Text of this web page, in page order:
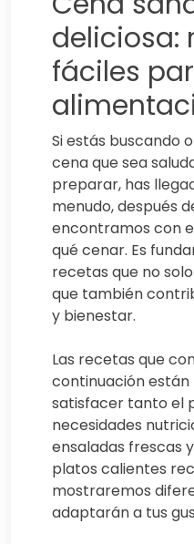
deliciosa:
fáciles
Si estás buscando
cena que sea
preparar, has
menudo, después
encontramos con
qué cenar. Es
recetas que no
que también
y bienestar.
Las recetas que
continuación
satisfacer tanto el
necesidades
ensaladas frescas
platos calientes
mostraremos
adaptarán a tus